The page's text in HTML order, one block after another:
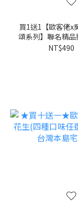
買1送1【歐客佬x
頌系列】聯名精品
禮盒(7入/盒)
NT$490